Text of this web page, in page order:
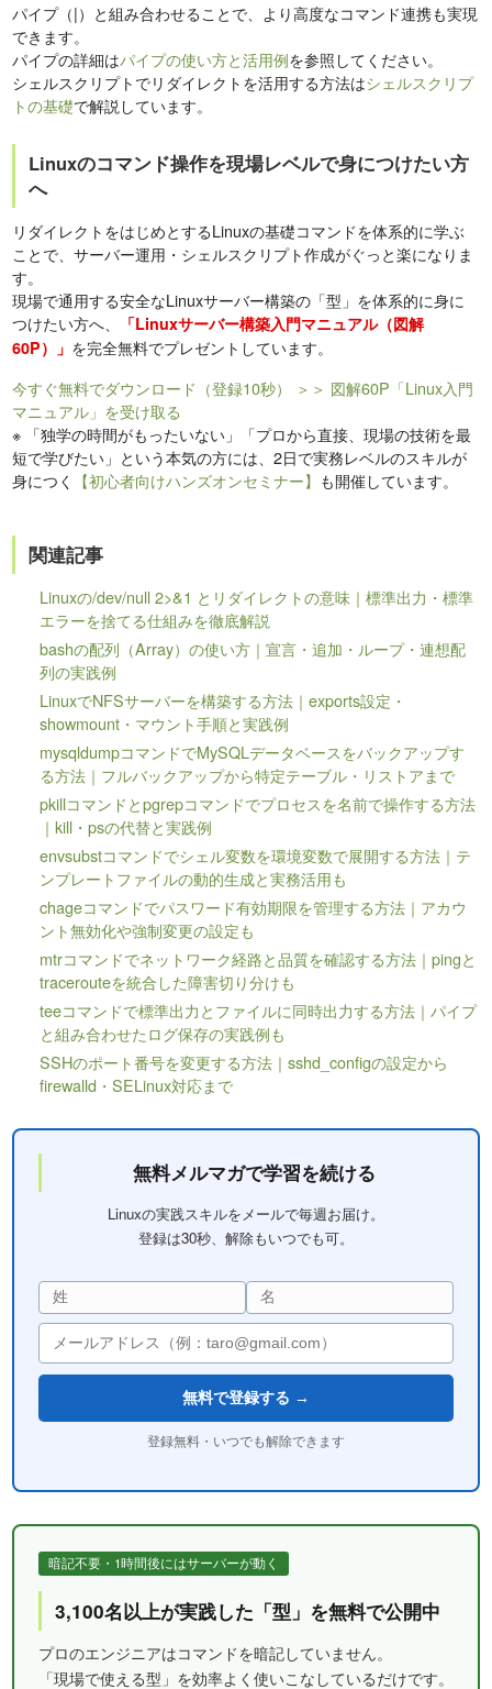
パイプ（|）と組み合わせることで、より高度なコマンド連携も実現
できます。
パイプの詳細はパイプの使い方と活用例を参照してください。
シェルスクリプトでリダイレクトを活用する方法はシェルスクリプ
トの基礎で解説しています。
Linuxのコマンド操作を現場レベルで身につけたい方
へ
リダイレクトをはじめとするLinuxの基礎コマンドを体系的に学ぶ
ことで、サーバー運用・シェルスクリプト作成がぐっと楽になりま
す。
現場で通用する安全なLinuxサーバー構築の「型」を体系的に身に
つけたい方へ、
「Linuxサーバー構築入門マニュアル（図解
60P）」 を完全無料でプレゼントしています。
今すぐ無料でダウンロード（登録10秒）
＞＞ 図解60P「Linux入門
マニュアル」を受け取る
※ 「独学の時間がもったいない」「プロから直接、現場の技術を最
短で学びたい」という本気の方には、2日で実務レベルのスキルが
身につく
【初心者向けハンズオンセミナー】 も開催しています。
関連記事
Linuxの/dev/null 2>&1 とリダイレクトの意味｜標準出力・標準
エラーを捨てる仕組みを徹底解説
bashの配列（Array）の使い方｜宣言・追加・ループ・連想配
列の実践例
LinuxでNFSサーバーを構築する方法｜exports設定・
showmount・マウント手順と実践例
mysqldumpコマンドでMySQLデータベースをバックアップす
る方法｜フルバックアップから特定テーブル・リストアまで
pkillコマンドとpgrepコマンドでプロセスを名前で操作する方法
｜kill・psの代替と実践例
envsubstコマンドでシェル変数を環境変数で展開する方法｜テ
ンプレートファイルの動的生成と実務活用も
chageコマンドでパスワード有効期限を管理する方法｜アカウ
ント無効化や強制変更の設定も
mtrコマンドでネットワーク経路と品質を確認する方法｜pingと
tracerouteを統合した障害切り分けも
teeコマンドで標準出力とファイルに同時出力する方法｜パイプ
と組み合わせたログ保存の実践例も
SSHのポート番号を変更する方法｜sshd_configの設定から
firewalld・SELinux対応まで
無料メルマガで学習を続ける
Linuxの実践スキルをメールで毎週お届け。
登録は30秒、解除もいつでも可。
無料で登録する →
登録無料・いつでも解除できます
暗記不要・1時間後にはサーバーが動く
3,100名以上が実践した「型」を無料で公開中
プロのエンジニアはコマンドを暗記していません。
「現場で使える型」を効率よく使いこなしているだけです。